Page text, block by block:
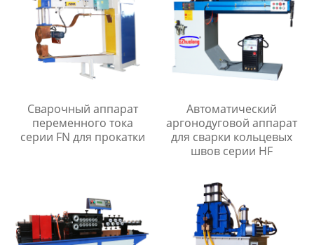
Сварочный аппарат
переменного тока
серии FN для прокатки
Автоматический
аргонодуговой аппарат
для сварки кольцевых
швов серии HF